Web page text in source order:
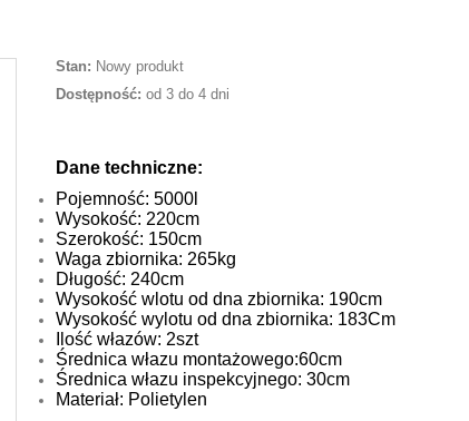
Stan: Nowy produkt
Dostępność: od 3 do 4 dni
Dane techniczne:
Pojemność: 5000l
Wysokość: 220cm
Szerokość: 150cm
Waga zbiornika: 265kg
Długość: 240cm
Wysokość wlotu od dna zbiornika: 190cm
Wysokość wylotu od dna zbiornika: 183Cm
Ilość włazów: 2szt
Średnica włazu montażowego:60cm
Średnica włazu inspekcyjnego: 30cm
Materiał: Polietylen